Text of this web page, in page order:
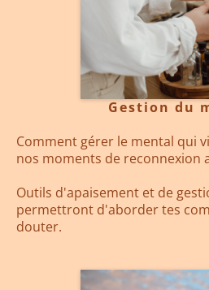
Gestion du
Comment gérer le mental qui
nos moments de reconnexion
Outils d'apaisement et de
permettront d'aborder tes
douter.